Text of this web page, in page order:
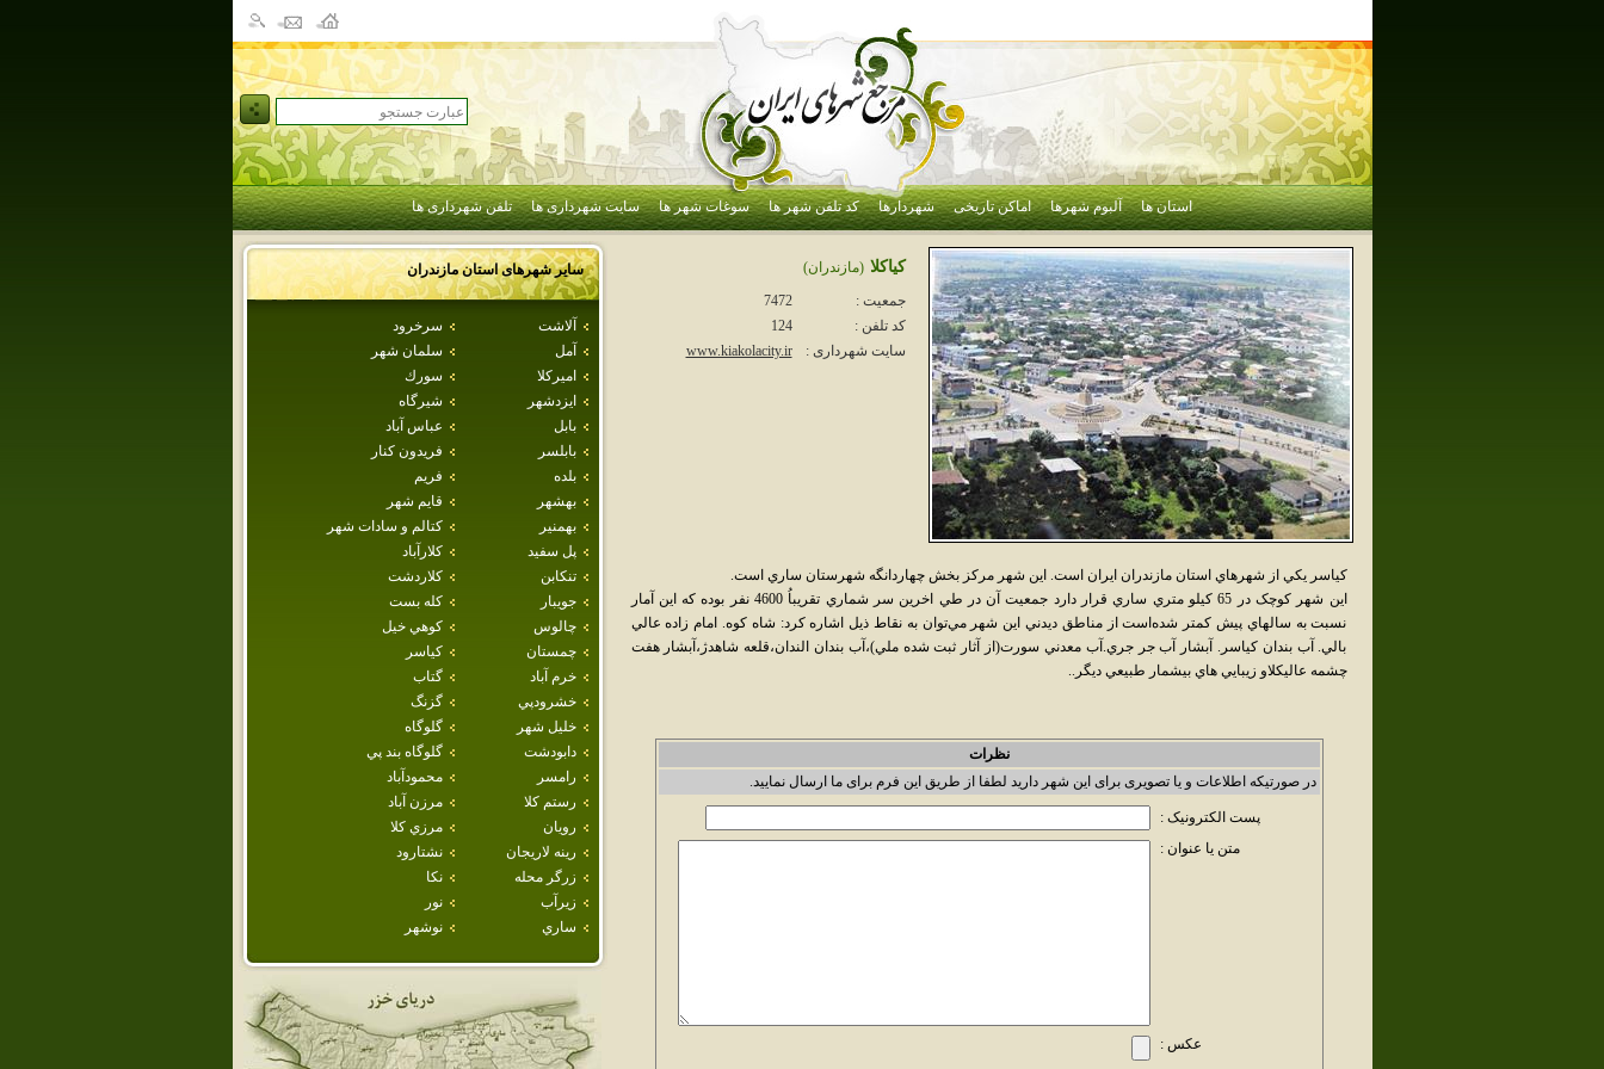
استان ها آلبوم شهرها اماکن تاریخی شهردارها کد تلفن شهر ها سوغات شهر ها سایت شهرداری ها تلفن شهرداری ها
سایر شهرهای استانمازندران
آلاشت
سرخرود
آمل
سلمان شهر
اميركلا
سورك
ايزدشهر
شيرگاه
بابل
عباس آباد
بابلسر
فريدون كنار
بلده
فريم
بهشهر
قايم شهر
بهمنير
كتالم و سادات شهر
پل سفيد
كلارآباد
تنكابن
كلاردشت
جويبار
كله بست
چالوس
كوهي خيل
چمستان
كياسر
خرم آباد
گتاب
خشرودپي
گزنگ
خليل شهر
گلوگاه
دابودشت
گلوگاه بند پي
رامسر
محمودآباد
رستم كلا
مرزن آباد
رويان
مرزي كلا
رينه لاريجان
نشتارود
زرگر محله
نكا
زيرآب
نور
ساري
نوشهر
كياكلا (مازندران)
جمعیت :
7472
کد تلفن :
124
سایت شهرداری :
www.kiakolacity.ir
کياسر يکي از شهرهاي استان مازندران ايران است. اين شهر مرکز بخش چهاردانگه شهرستان ساري است.
اين شهر کوچک در 65 کيلو متري ساري قرار دارد جمعيت آن در طي اخرين سر شماري تقريباُ 4600 نفر بوده که اين آمار
نسبت به سالهاي پيش کمتر شده‌است از مناطق ديدني اين شهر مي‌توان به نقاط ذيل اشاره کرد: شاه کوه. امام زاده عالي
بالي. آب بندان کياسر. آبشار آب جر جري.آب معدني سورت(از آثار ثبت شده ملي)،آب بندان الندان،قلعه شاهدژ،آبشار هفت
چشمه عاليکلاو زيبايي هاي بيشمار طبيعي ديگر..
نظرات
در صورتیکه اطلاعات و یا تصویری برای این شهر دارید لطفا از طریق این فرم برای ما ارسال نمایید.
پست الکترونیک :
متن یا عنوان :
عکس :